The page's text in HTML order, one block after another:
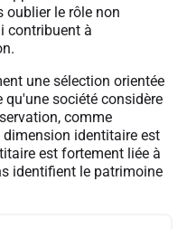
le rôle non
contribuent à
une sélection orientée
qu'une société considère
comme
identitaire est
est fortement liée à
identifient le patrimoine